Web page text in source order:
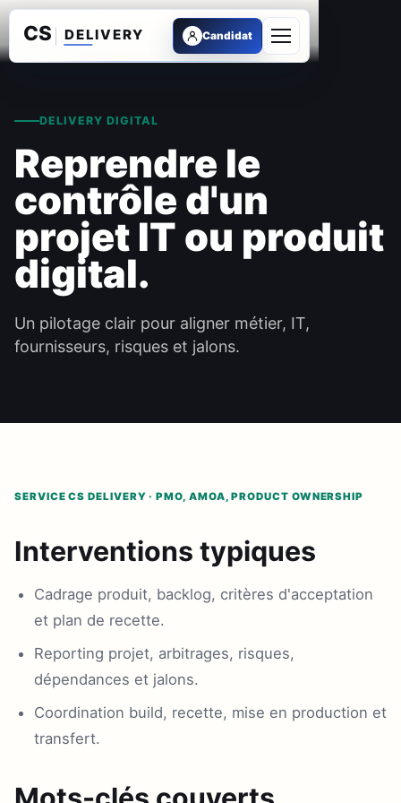
Candidat
Ouvrir le menu
DELIVERY DIGITAL
Reprendre le
contrôle d'un
projet IT ou produit
digital.
Un pilotage clair pour aligner métier, IT,
fournisseurs, risques et jalons.
SERVICE CS DELIVERY · PMO, AMOA, PRODUCT OWNERSHIP
Interventions typiques
Cadrage produit, backlog, critères d'acceptation
et plan de recette.
Reporting projet, arbitrages, risques,
dépendances et jalons.
Coordination build, recette, mise en production et
transfert.